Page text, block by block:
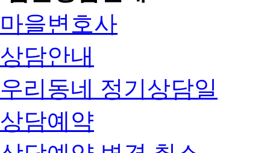
마을변호사
상담안내
우리동네 정기상담일
상담예약